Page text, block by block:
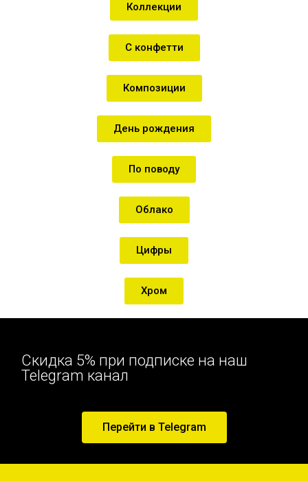
Коллекции
С конфетти
Композиции
День рождения
По поводу
Облако
Цифры
Хром
Скидка 5% при подписке на наш
Telegram канал
Перейти в Telegram